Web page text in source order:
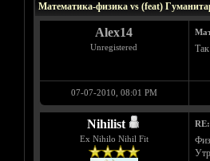
Математика-физика vs (feat)
Alex14
Unregistered
07-07-2010, 08:01 PM
Nihilist
Ex Nihilo Nihil Fit